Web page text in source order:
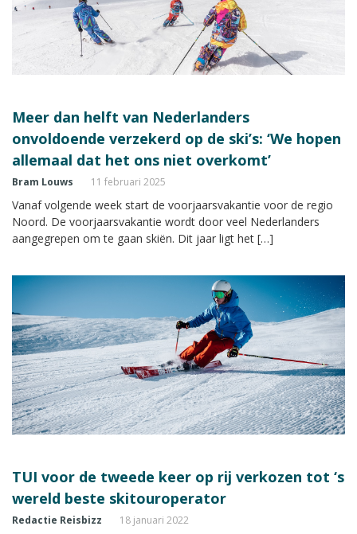
Meer dan helft van Nederlanders
onvoldoende verzekerd op de ski’s: ‘We hopen
allemaal dat het ons niet overkomt’
Bram Louws 11 februari 2025
Vanaf volgende week start de voorjaarsvakantie voor de regio
Noord. De voorjaarsvakantie wordt door veel Nederlanders
aangegrepen om te gaan skiën. Dit jaar ligt het […]
TUI voor de tweede keer op rij verkozen tot ‘s
wereld beste skitouroperator
Redactie Reisbizz 18 januari 2022